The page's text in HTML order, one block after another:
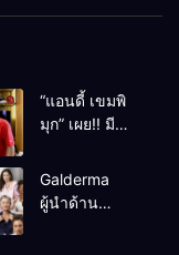
“แอนดี้ เขมพิ
มุก” เผย!! มี
ร้าย หลังเคย
เฉียดตายมา
ก่อน
Galderma
ผู้นำด้าน